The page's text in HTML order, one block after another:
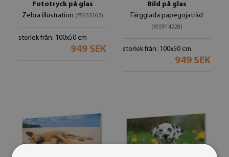
Fototryck på glas
Zebra illustration (#5653162)
storlek från: 100x50 cm
949 SEK
Bild på glas
Färgglada papegojaträd
(#55914228)
storlek från: 100x50 cm
949 SEK